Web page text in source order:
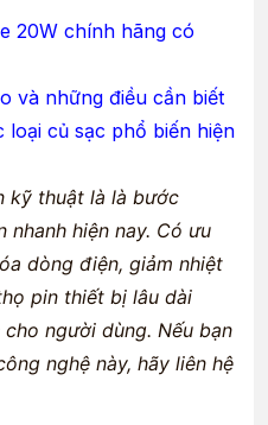
20W chính hãng có
và những điều cần biết
loại củ sạc phổ biến hiện
kỹ thuật là là bước
hiện nay. Có ưu
dòng điện, giảm nhiệt
pin thiết bị lâu dài
người dùng. Nếu bạn
nghệ này, hãy liên hệ